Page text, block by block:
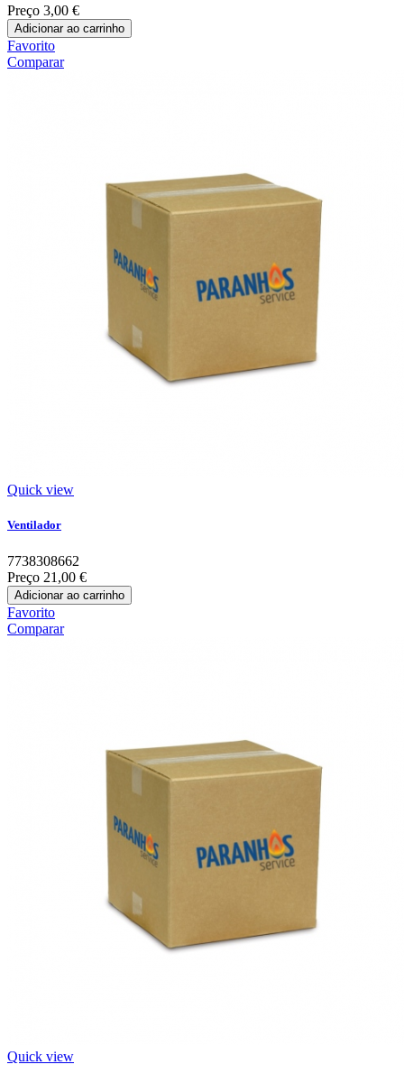
Preço 3,00 €
Adicionar ao carrinho
Favorito
Comparar
Quick view
Ventilador
7738308662
Preço 21,00 €
Adicionar ao carrinho
Favorito
Comparar
Quick view